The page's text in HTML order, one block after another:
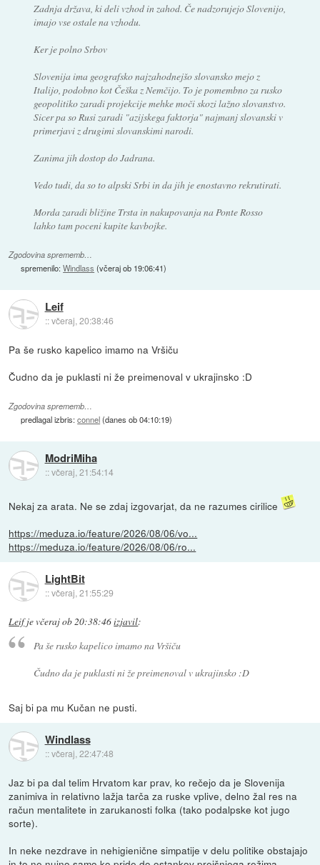
Zadnja država, ki deli vzhod in zahod. Če nadzorujejo Slovenijo,
imajo vse ostale na vzhodu.
Ker je polno Srbov
Slovenija ima geografsko najzahodnejšo slovansko mejo z
Italijo, podobno kot Češka z Nemčijo. To je pomembno za rusko
geopolitiko zaradi projekcije mehke moči skozi lažno slovanstvo.
Sicer pa so Rusi zaradi "azijskega faktorja" najmanj slovanski v
primerjavi z drugimi slovanskimi narodi.
Zanima jih dostop do Jadrana.
Vedo tudi, da so to alpski Srbi in da jih je enostavno rekrutirati.
Morda zaradi bližine Trsta in nakupovanja na Ponte Rosso
lahko tam poceni kupite kavbojke.
Zgodovina sprememb…
spremenilo:Windlass (včeraj ob 19:06:41)
Leif
::včeraj, 20:38:46
Pa še rusko kapelico imamo na Vršiču
Čudno da je puklasti ni že preimenoval v ukrajinsko :D
Zgodovina sprememb…
predlagal izbris:connel(danes ob 04:10:19)
ModriMiha
::včeraj, 21:54:14
Nekaj za arata. Ne se zdaj izgovarjat, da ne razumes cirilice
https://meduza.io/feature/2026/08/06/vo...
https://meduza.io/feature/2026/08/06/ro...
LightBit
::včeraj, 21:55:29
Leifjevčeraj ob 20:38:46izjavil:
Pa še rusko kapelico imamo na Vršiču
Čudno da je puklasti ni že preimenoval v ukrajinsko :D
Saj bi pa mu Kučan ne pusti.
Windlass
::včeraj, 22:47:48
Jaz bi pa dal telim Hrvatom kar prav, ko rečejo da je Slovenija
zanimiva in relativno lažja tarča za ruske vplive, delno žal res na
račun mentalitete in zarukanosti folka (tako podalpske kot jugo
sorte).
In neke nezdrave in nehigienične simpatije v delu politike obstajajo